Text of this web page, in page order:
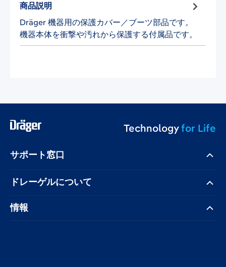
商品説明
Dräger 機器用の保護カバー／ブーツ部品です。
機器本体を衝撃や汚れから保護する付属品です。
Technologyfor Life
サポート窓口
ドレーゲル​について
情報